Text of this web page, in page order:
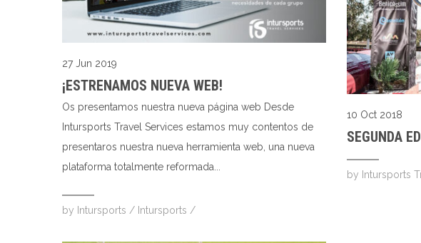
27 Jun 2019
¡ESTRENAMOS NUEVA WEB!
Os presentamos nuestra nueva página web Desde
Intursports Travel Services estamos muy contentos de
presentaros nuestra nueva herramienta web, una nueva
plataforma totalmente reformada...
by Intursports / Intursports /
10 Oct 2018
SEGUNDA
by Intursports